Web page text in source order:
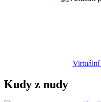
Virtuální
Kudy z nudy